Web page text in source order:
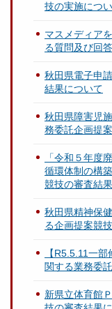
技の実施につ
マスメディア
る質問及び回
秋田県電子申
結果について
秋田県障害児
務委託企画提
「令和５年度
循環体制の構
競技の審査結
秋田県精神保
る企画提案競
【R5.5.11一
関する業務委
新県立体育館